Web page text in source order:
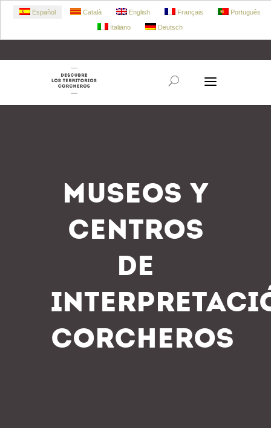
MUSEOS Y
CENTROS
DE
CORCHEROS
Español Català English Français Português
Italiano Deutsch